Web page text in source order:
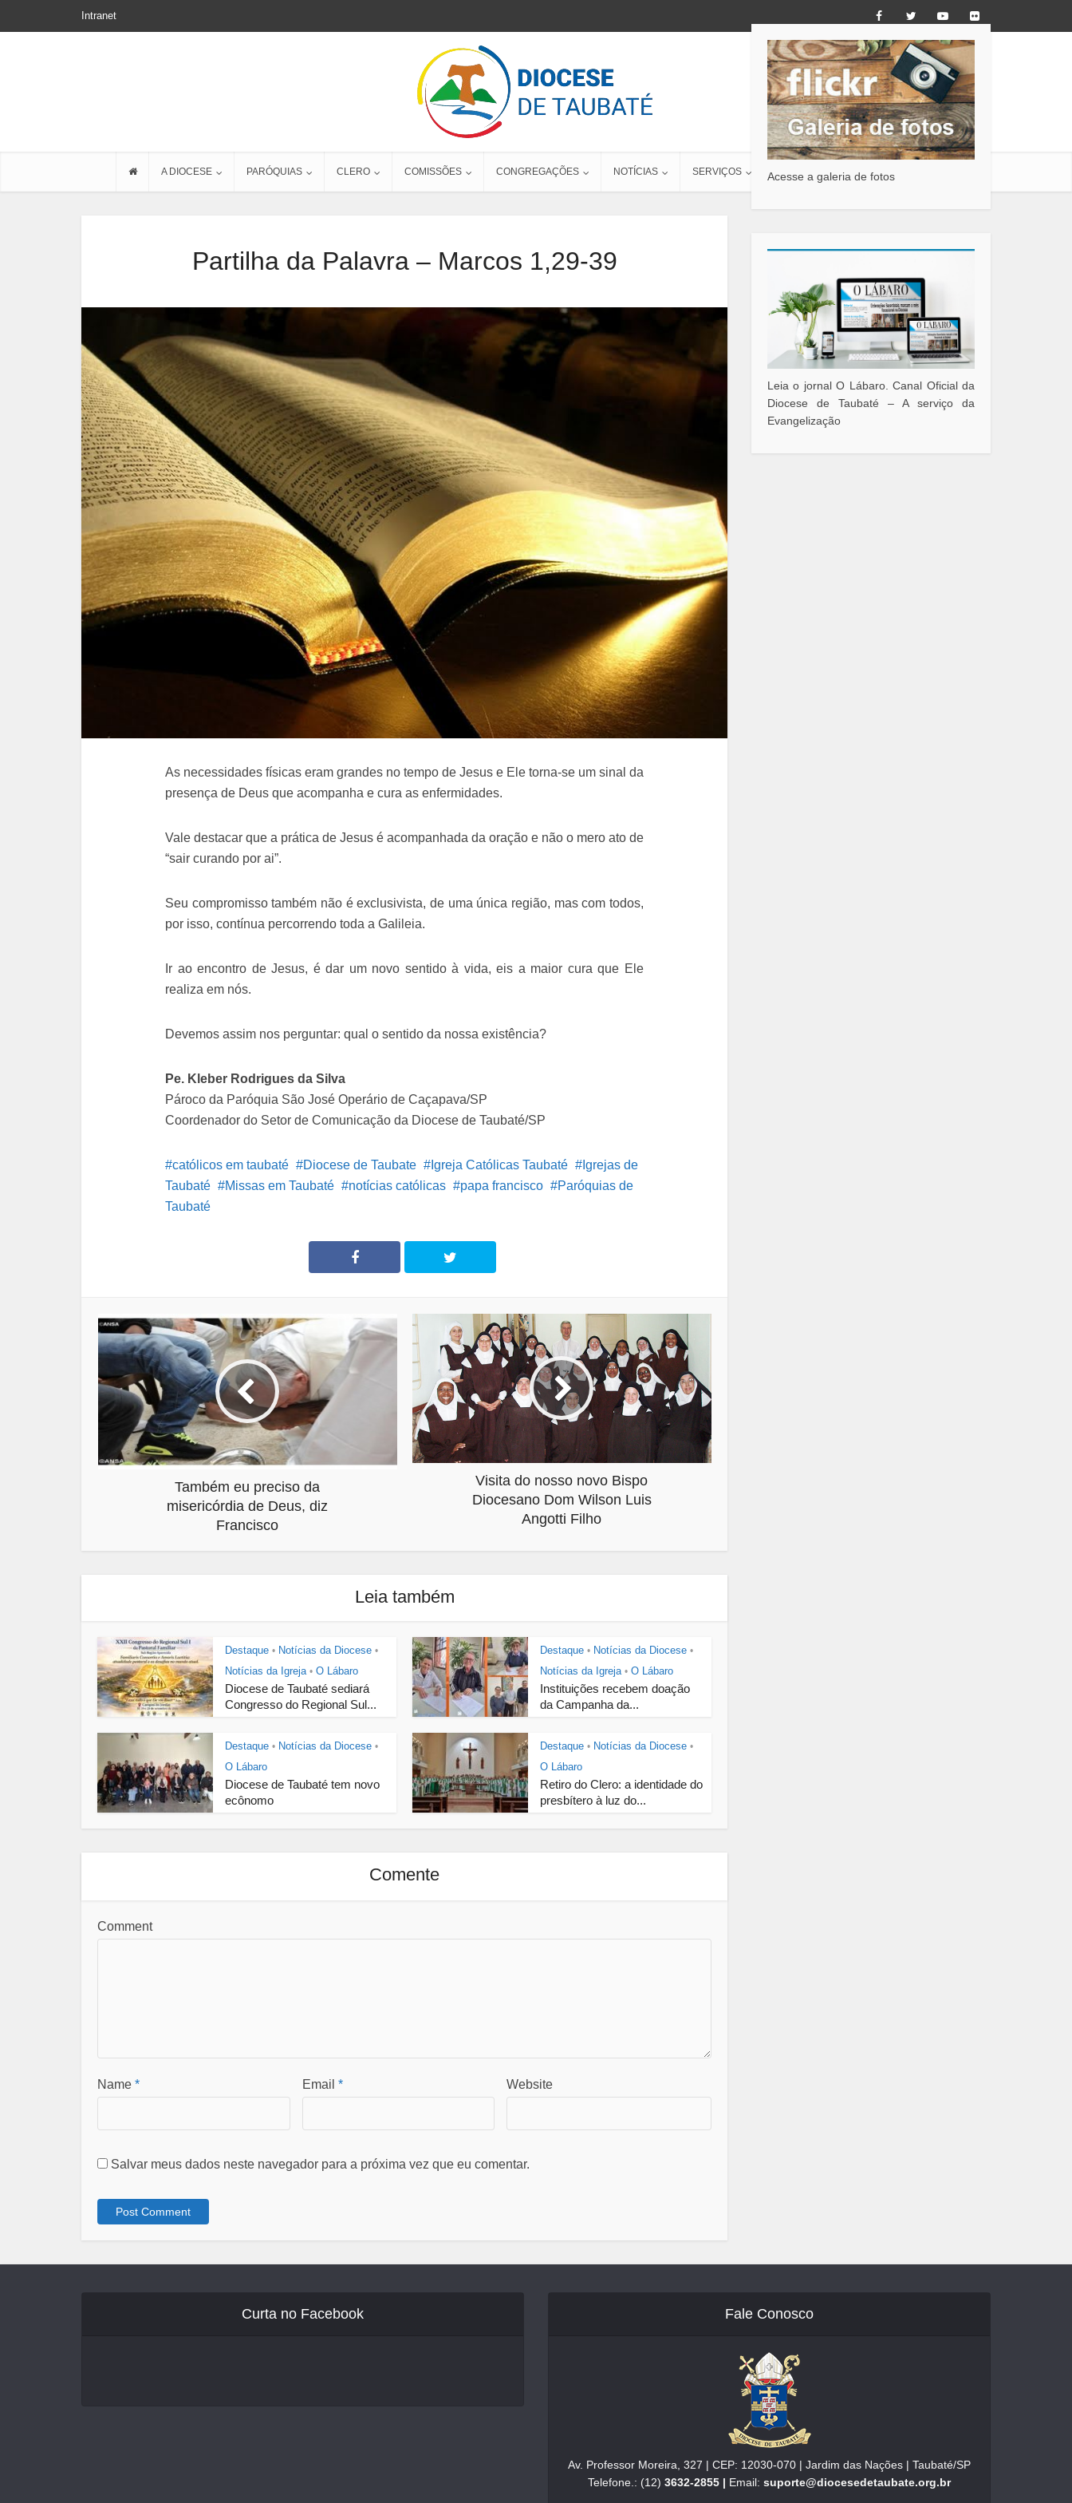
Intranet
A DIOCESE PARÓQUIAS CLERO COMISSÕES CONGREGAÇÕES NOTÍCIAS SERVIÇOS CONTATO
Partilha da Palavra – Marcos 1,29-39
As necessidades físicas eram grandes no tempo de Jesus e Ele torna-se um sinal da
presença de Deus que acompanha e cura as enfermidades.
Vale destacar que a prática de Jesus é acompanhada da oração e não o mero ato de
“sair curando por ai”.
Seu compromisso também não é exclusivista, de uma única região, mas com todos,
por isso, contínua percorrendo toda a Galileia.
Ir ao encontro de Jesus, é dar um novo sentido à vida, eis a maior cura que Ele
realiza em nós.
Devemos assim nos perguntar: qual o sentido da nossa existência?
Pe. Kleber Rodrigues da Silva
Pároco da Paróquia São José Operário de Caçapava/SP
Coordenador do Setor de Comunicação da Diocese de Taubaté/SP
católicos em taubaté Diocese de Taubate Igreja Católicas Taubaté
Igrejas de
Taubaté
Missas em Taubaté notícias católicas papa francisco
Paróquias de
Taubaté
Também eu preciso da
misericórdia de Deus, diz
Francisco
Visita do nosso novo Bispo
Diocesano Dom Wilson Luis
Angotti Filho
Leia também
Destaque • Notícias da Diocese •
Notícias da Igreja • O Lábaro
Diocese de Taubaté sediará
Congresso do Regional Sul...
Destaque • Notícias da Diocese •
Notícias da Igreja • O Lábaro
Instituições recebem doação
da Campanha da...
Destaque • Notícias da Diocese •
O Lábaro
Diocese de Taubaté tem novo
ecônomo
Destaque • Notícias da Diocese •
O Lábaro
Retiro do Clero: a identidade do
presbítero à luz do...
Comente
Comment
Name * Email * Website
Salvar meus dados neste navegador para a próxima vez que eu comentar.
Acesse a galeria de fotos
Leia o jornal O Lábaro. Canal Oficial da
Diocese de Taubaté – A serviço da
Evangelização
Curta no Facebook Fale Conosco
Av. Professor Moreira, 327 | CEP: 12030-070 | Jardim das Nações | Taubaté/SP
Telefone.: (12) 3632-2855 | Email: suporte@diocesedetaubate.org.br